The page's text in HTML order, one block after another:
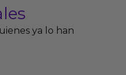
ya lo han